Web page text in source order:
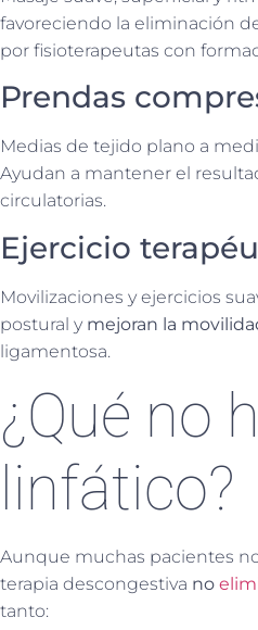
favoreciendo la eliminación
por fisioterapeutas con
Prendas
Medias de tejido plano a
Ayudan a mantener el
circulatorias.
Ejercicio
Movilizaciones y ejercicios
postural y mejoran la
ligamentosa.
¿Qué no
linfático?
Aunque muchas pacientes
terapia descongestiva no
tanto: